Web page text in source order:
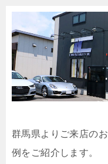
群馬県よりご来店の
例をご紹介します。